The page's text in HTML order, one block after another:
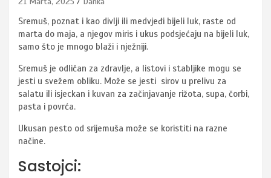
Sremuš, poznat i kao divlji ili medvjeđi bijeli luk, raste od
marta do maja, a njegov miris i ukus podsjećaju na bijeli luk,
samo što je mnogo blaži i nježniji.
Sremuš je odličan za zdravlje, a listovi i stabljike mogu se
jesti u svežem obliku. Može se jesti sirov u prelivu za
salatu ili isjeckan i kuvan za začinjavanje rižota, supa, čorbi,
pasta i povrća.
Ukusan pesto od srijemuša može se koristiti na razne
načine.
Sastojci: